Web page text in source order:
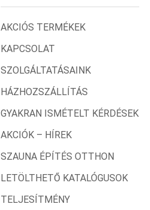
AKCIÓS TERMÉKEK
KAPCSOLAT
SZOLGÁLTATÁSAINK
HÁZHOZSZÁLLÍTÁS
GYAKRAN ISMÉTELT KÉRDÉSEK
AKCIÓK – HÍREK
SZAUNA ÉPÍTÉS OTTHON
LETÖLTHETŐ KATALÓGUSOK
TELJESÍTMÉNY